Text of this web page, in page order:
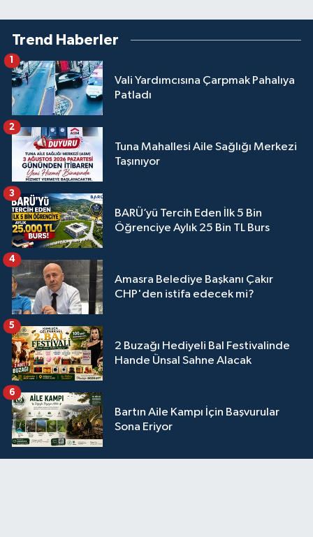
Trend Haberler
Vali Yardımcısına Çarpmak Pahalıya
Patladı
Tuna Mahallesi Aile Sağlığı Merkezi
Taşınıyor
2
BARÜ’yü Tercih Eden İlk 5 Bin
Öğrenciye Aylık 25 Bin TL Burs
3
Amasra Belediye Başkanı Çakır
CHP'den istifa edecek mi?
4
2 Buzağı Hediyeli Bal Festivalinde
Hande Ünsal Sahne Alacak
5
Bartın Aile Kampı İçin Başvurular
Sona Eriyor
6